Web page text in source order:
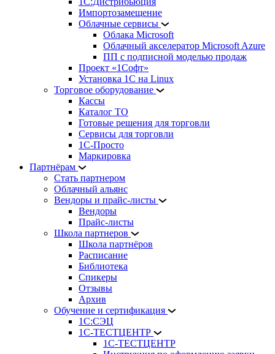
Импортозамещение
Облачные сервисы
Облака Microsoft
Облачный акселератор Microsoft Azure
ПП с подписной моделью продаж
Проект «1Софт»
Установка 1С на Linux
Торговое оборудование
Кассы
Каталог ТО
Готовые решения для торговли
Сервисы для торговли
1С-Просто
Маркировка
Партнёрам
Стать партнером
Облачный альянс
Вендоры и прайс-листы
Вендоры
Прайс-листы
Школа партнеров
Школа партнёров
Расписание
Библиотека
Спикеры
Отзывы
Архив
Обучение и сертификация
1С:СЭЦ
1С-ТЕСТЦЕНТР
1С-ТЕСТЦЕНТР